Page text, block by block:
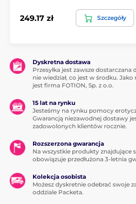
249.17 zł Szczegóły
Dyskretna dostawa
Przesyłka jest zawsze
nie wiedział, co jest w środku.
jest firma FOTION, Sp. z o.o.
15 lat na rynku
Jesteśmy na rynku pomocy
Gwarancją niezawodnej dostawy
zadowolonych klientów rocznie.
Rozszerzona gwarancja
Na wszystkie produkty znajdujące
obowiązuje przedłużona 3-letnia
Kolekcja osobista
Możesz dyskretnie odebrać swoje
oddziale Packeta.